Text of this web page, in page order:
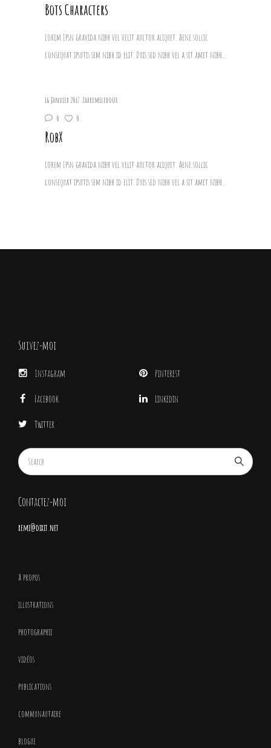
Bots Characters
Lorem Ipsn gravida nibh vel velit auctor aliquet. Aene sollic
consequat ipsutis sem nibh id elit. Duis sed nibh vel a sit amet nibh...
16 Janvier 2017 Zaaremileroux
0
0
RobX
Lorem Ipsn gravida nibh vel velit auctor aliquet. Aene sollic
consequat ipsutis sem nibh id elit. Duis sed nibh vel a sit amet nibh...
Suivez-moi
Instagram
Facebook
Twitter
Pinterest
Linkedin
Contactez-moi
remi@dixit.net
à propos
illustrations
photographie
vidéos
publications
communautaire
blogue